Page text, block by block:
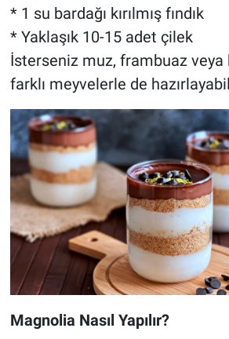
* 1 su bardağı kırılmış fındık
* Yaklaşık 10-15 adet çilek
İsterseniz muz, frambuaz
farklı meyvelerle de
Magnolia Nasıl Yapılır?